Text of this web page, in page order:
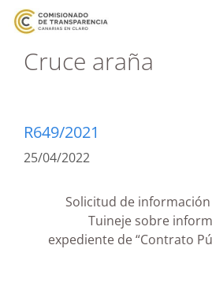
Cruce araña
R649/2021
25/04/2022
Solicitud de
Tuineje sobre
expediente de “Contrato